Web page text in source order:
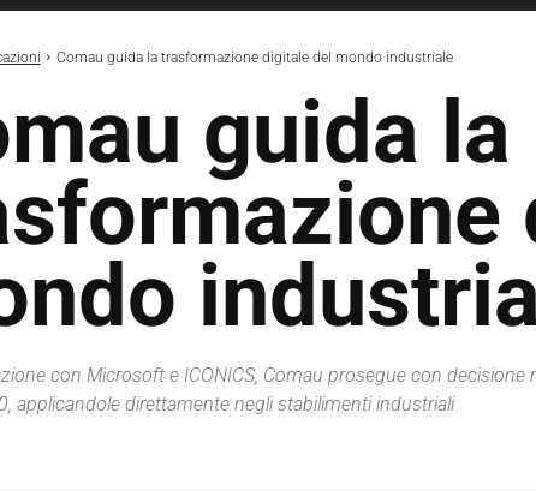
Comau guida la trasformazione digitale del mondo industriale
guida la
con Microsoft e ICONICS, Comau prosegue con
applicandole direttamente negli stabilimenti industriali